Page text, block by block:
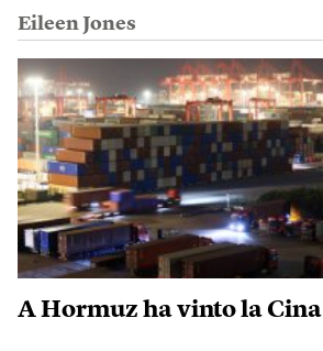
Eileen Jones
A Hormuz ha vinto la Cina